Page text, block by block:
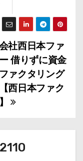
社西日本ファ
借りずに資金
ァクタリング
西日本ファク